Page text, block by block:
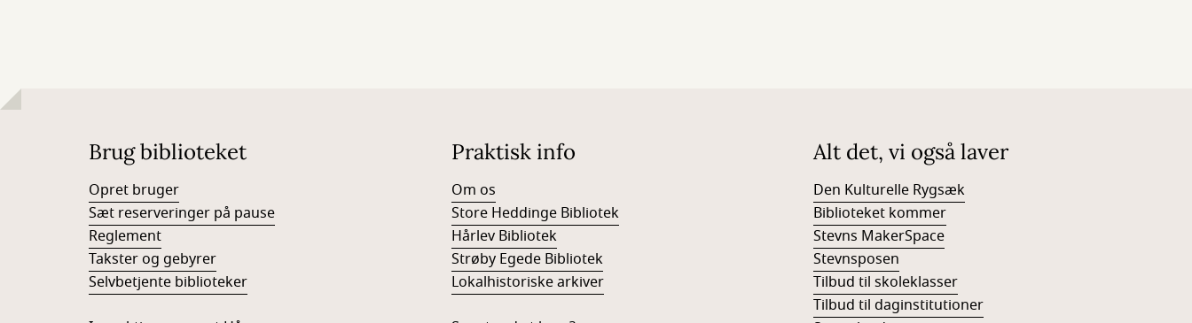
Brug biblioteket
Opret bruger
Sæt reserveringer på pause
Reglement
Takster og gebyrer
Selvbetjente biblioteker
Praktisk info
Om os
Store Heddinge Bibliotek
Hårlev Bibliotek
Strøby Egede Bibliotek
Lokalhistoriske arkiver
Alt det, vi også laver
Den Kulturelle Rygsæk
Biblioteket kommer
Stevns MakerSpace
Stevnsposen
Tilbud til skoleklasser
Tilbud til daginstitutioner